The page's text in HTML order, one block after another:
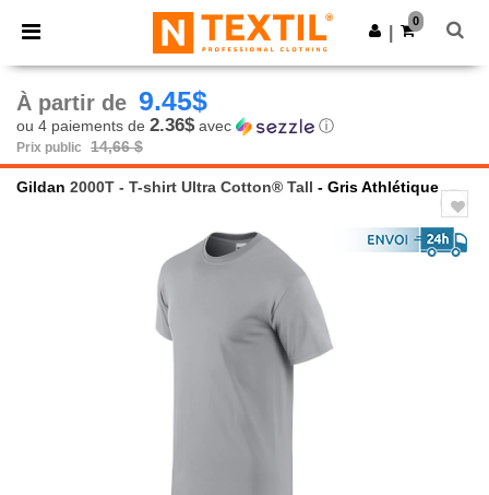
× Appli Ntextil
Meilleurs prix sur l’app !
Obtenir l'appli
0
À partir de 9.45$
ou 4 paiements de 2.36$avec ⓘ
Prix public 14,66 $
Gildan 2000T - T-shirt Ultra Cotton® Tall - Gris Athlétique